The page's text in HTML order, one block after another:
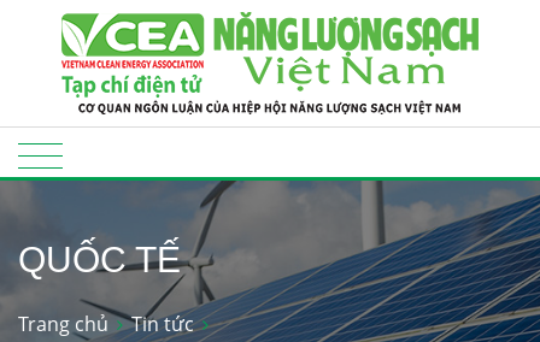
QUỐC TẾ
Trang chủ Tin tức